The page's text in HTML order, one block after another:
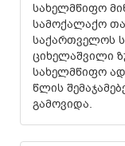
სახელმწიფო
სამოქალაქო
საქართველოს
ციხელაშვილი
სახელმწიფო
წლის
გამოვიდა.